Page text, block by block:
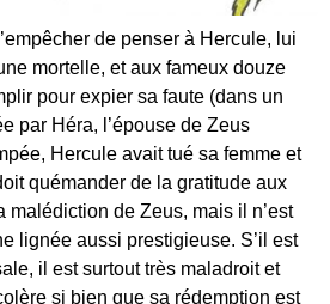
de penser à Hercule, lui
mortelle, et aux fameux douze
pour expier sa faute (dans un
par Héra, l’épouse de Zeus
Hercule avait tué sa femme et
quémander de la gratitude aux
malédiction de Zeus, mais il n’est
lignée aussi prestigieuse. S’il est
il est surtout très maladroit et
si bien que sa rédemption est